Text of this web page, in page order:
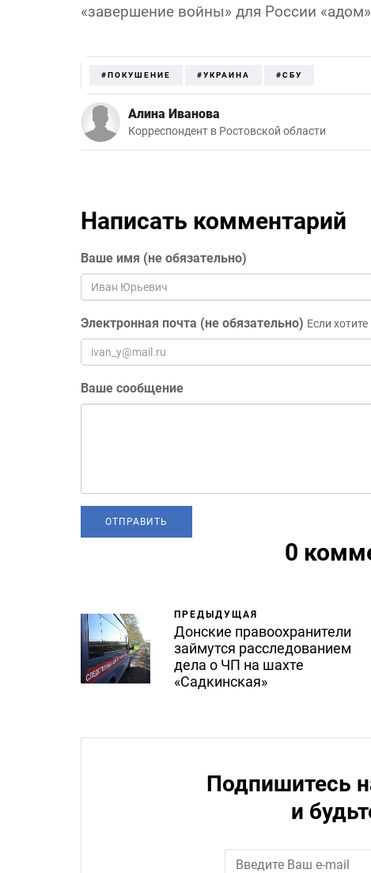
«завершение войны» для России
#ПОКУШЕНИЕ #УКРАИНА #СБУ
Алина Иванова
Корреспондент в Ростовской области
Написать комментарий
Ваше имя (не обязательно)
Электронная почта (не обязательно) Если
Ваше сообщение
0
ПРЕДЫДУЩАЯ
Донские правоохранители
займутся расследованием
дела о ЧП на шахте
«Садкинская»
Подпишитесь
и